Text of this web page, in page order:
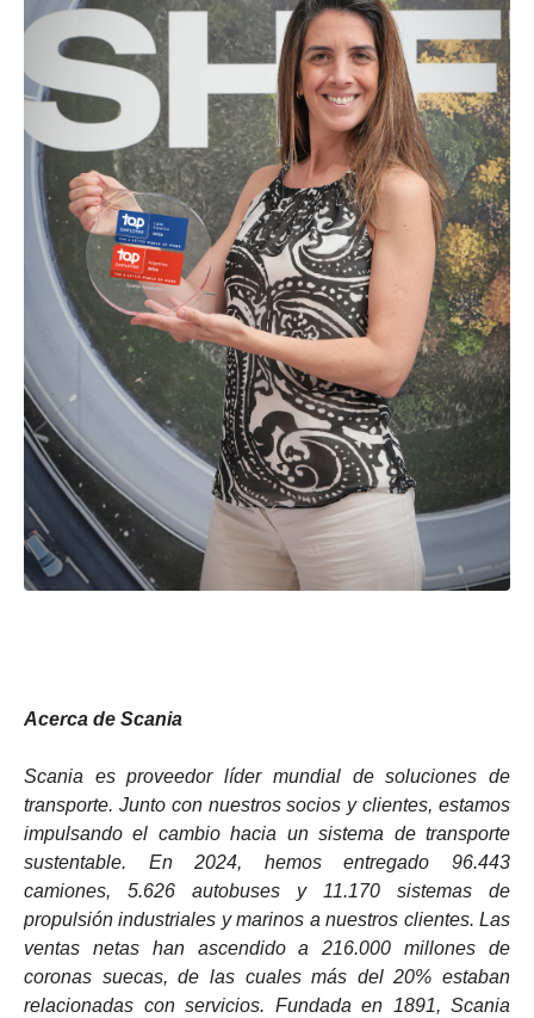
Acerca de Scania
Scania es proveedor líder mundial de soluciones de
transporte. Junto con nuestros socios y clientes, estamos
impulsando el cambio hacia un sistema de transporte
sustentable. En 2024, hemos entregado 96.443
camiones, 5.626 autobuses y 11.170 sistemas de
propulsión industriales y marinos a nuestros clientes. Las
ventas netas han ascendido a 216.000 millones de
coronas suecas, de las cuales más del 20% estaban
relacionadas con servicios. Fundada en 1891, Scania